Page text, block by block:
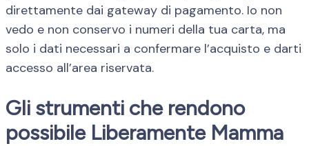
direttamente dai gateway di pagamento. Io non
vedo e non conservo i numeri della tua carta, ma
solo i dati necessari a confermare l’acquisto e darti
accesso all’area riservata.
Gli strumenti che rendono
possibile Liberamente Mamma